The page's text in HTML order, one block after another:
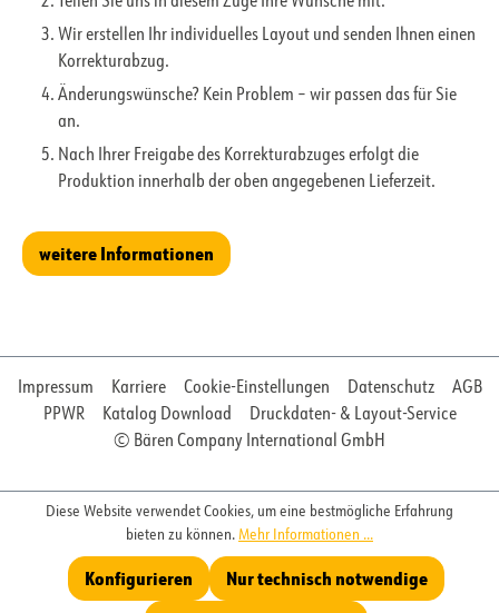
Wir erstellen Ihr individuelles Layout und senden Ihnen einen
Korrekturabzug.
Änderungswünsche? Kein Problem – wir passen das für Sie
an.
Nach Ihrer Freigabe des Korrekturabzuges erfolgt die
Produktion innerhalb der oben angegebenen Lieferzeit.
weitere Informationen
Impressum Karriere Cookie-Einstellungen Datenschutz
AGB
PPWR
Katalog Download
Druckdaten- & Layout-Service
© Bären Company International GmbH
Diese Website verwendet Cookies, um eine bestmögliche Erfahrung
bieten zu können. Mehr Informationen ...
Nur technisch notwendige
Konfigurieren